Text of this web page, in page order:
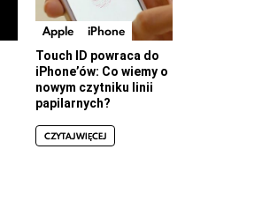
Apple iPhone
Touch ID powraca do
iPhone’ów: Co wiemy o
nowym czytniku linii
papilarnych?
CZYTAJ WIĘCEJ